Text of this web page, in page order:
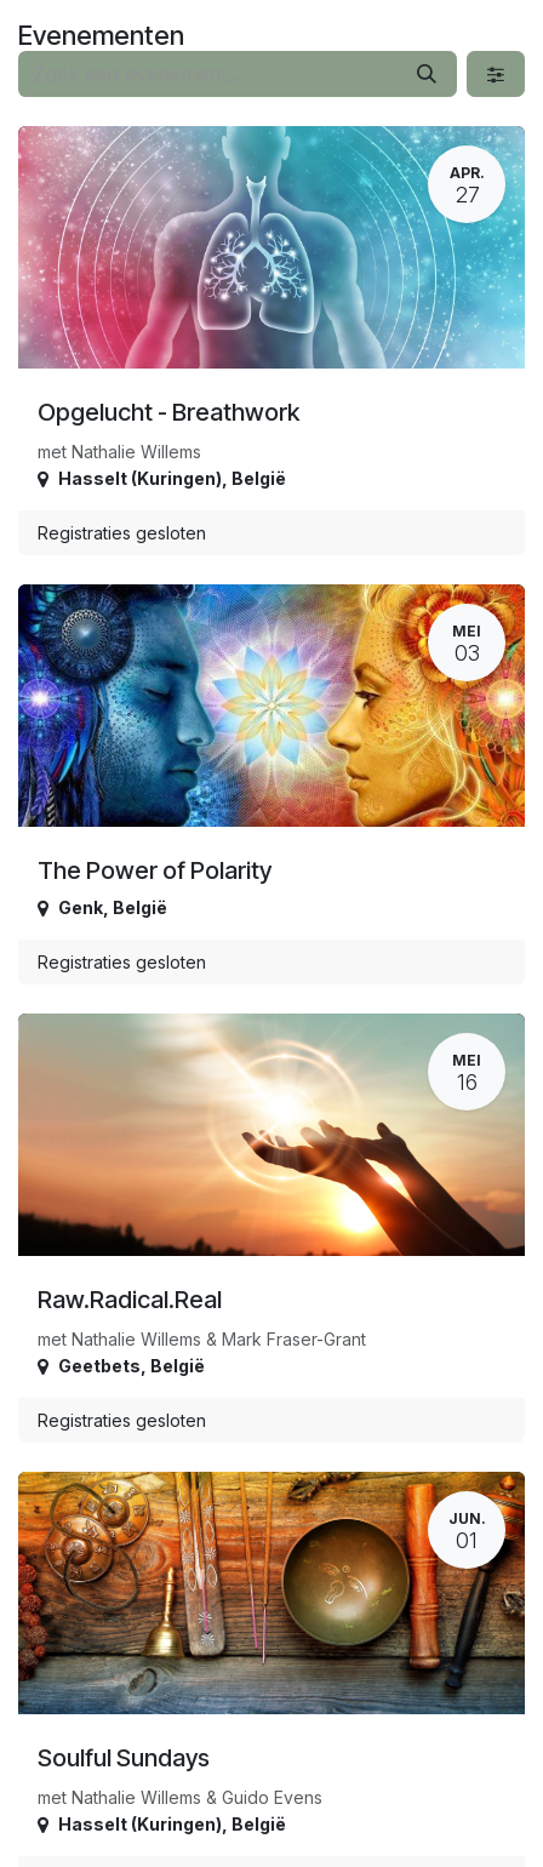
Evenementen
APR.
27
Opgelucht - Breathwork
met Nathalie Willems
Hasselt (Kuringen) België
Registraties gesloten
MEI
03
The Power of Polarity
Genk België
Registraties gesloten
MEI
16
Raw.Radical.Real
met Nathalie Willems & Mark Fraser-Grant
Geetbets België
Registraties gesloten
JUN.
01
Soulful Sundays
met Nathalie Willems & Guido Evens
Hasselt (Kuringen) België